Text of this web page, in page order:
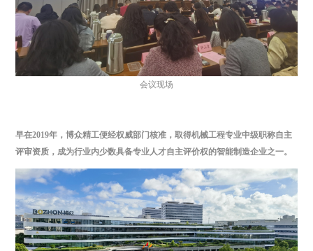
会议现场
早在2019年，博众精工便经权威部门核准，取得机械工程专业中级职称自主
评审资质， 成为行业内少数具备专业人才自主评价权的智能制造企业之一。